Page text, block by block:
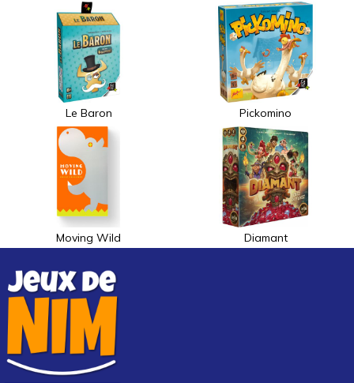
Le Baron Pickomino
Moving Wild Diamant